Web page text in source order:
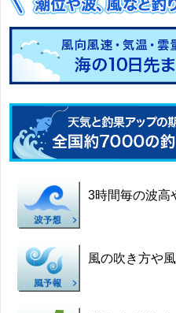
3時間毎の波高
風の吹き方や